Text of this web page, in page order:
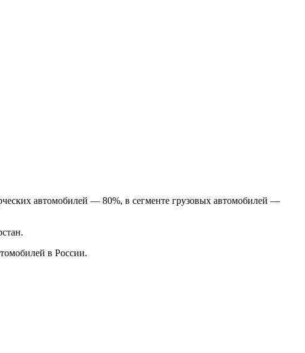
автомобилей — 80%, в сегменте грузовых автомобилей —
в России.